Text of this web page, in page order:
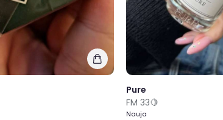
Pure
FM 33🍋
Nauja